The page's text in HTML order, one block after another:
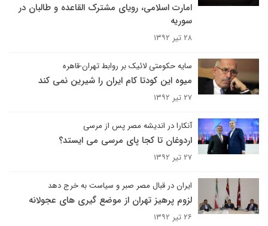
امارت اسلامی، رویای مشترک القاعده و طالبان در
سوریه
۲۸ تیر ۱۳۹۲
سایه حکومتی لائیک بر روابط تهران-قاهره
میوه این کودتا کام ایران را شیرین نمی کند
۲۷ تیر ۱۳۹۲
آنکارا در اندیشه مصر پس از مرسی
اردوغان تا کجا پای مرسی می ایستد؟
۲۷ تیر ۱۳۹۲
ایران در قبال مصر صبر و سیاست به خرج دهد
لزوم پرهیز تهران از موضع گیری های عجولانه
۲۶ تیر ۱۳۹۲